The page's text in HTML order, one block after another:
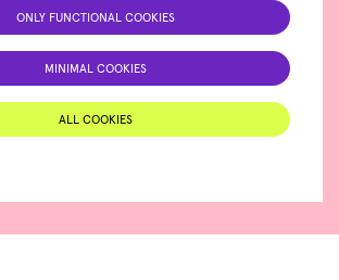
ONLY FUNCTIONAL COOKIES
MINIMAL COOKIES
ALL COOKIES